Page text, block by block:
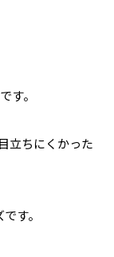
す。
立ちにくかった
す。